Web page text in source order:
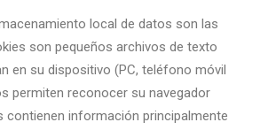
local de datos son las
son pequeños archivos de texto
en su dispositivo (PC, teléfono móvil
permiten reconocer su navegador
contienen información principalmente